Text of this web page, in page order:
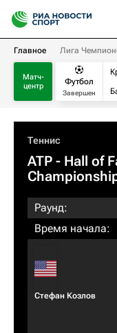
Главное Лига
Матч-
центр
Футбол
Завершен
Теннис
ATP - Hall of
Раунд:
Время начала:
Стефан Козлов